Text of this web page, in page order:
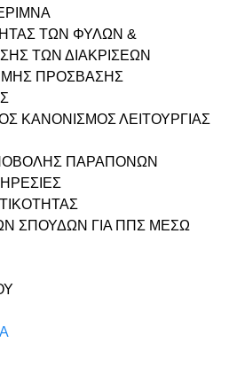
ΤΩΝ ΦΥΛΩΝ &
ΤΩΝ ΔΙΑΚΡΙΣΕΩΝ
ΠΡΟΣΒΑΣΗΣ
ΚΑΝΟΝΙΣΜΟΣ ΛΕΙΤΟΥΡΓΙΑΣ
ΠΑΡΑΠΟΝΩΝ
ΣΠΟΥΔΩΝ ΓΙΑ ΠΠΣ ΜΕΣΩ